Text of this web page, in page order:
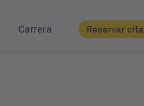
Carrera Reservar cita